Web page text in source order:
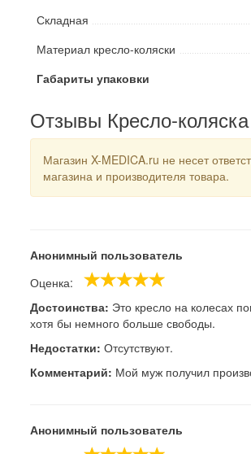
Складная
Материал кресло-коляски
Габариты упаковки
Отзывы Кресло-
Магазин X-MEDICA.ru не несет
магазина и производителя товара.
Анонимный пользователь
Оценка:
Достоинства: Это кресло на колесах
хотя бы немного больше свободы.
Недостатки: Отсутствуют.
Комментарий: Мой муж получил
Анонимный пользователь